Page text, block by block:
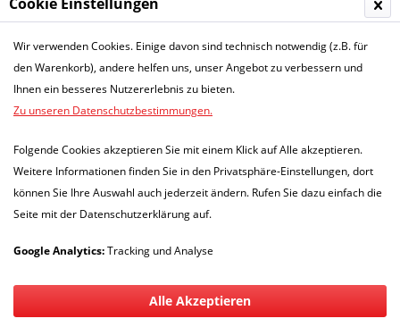
Filtern
SELBSTABHOLER Vulcano RUF TRIPLEX...
Sehr sauber gepresste und top verpackte Briketts. Beachten
Sie bitte, dass anders als bei Brennholz bei
Nadelholzbriketts die Dichte genauso hoch ist, wie bei
Wir verwenden Cookies. Einige davon sind technisch notwendig (z.B. für
den Warenkorb), andere helfen uns, unser Angebot zu verbessern und
Ihnen ein besseres Nutzererlebnis zu bieten.
Zu unseren Datenschutzbestimmungen.
Folgende Cookies akzeptieren Sie mit einem Klick auf Alle akzeptieren.
Weitere Informationen finden Sie in den Privatsphäre-Einstellungen, dort
können Sie Ihre Auswahl auch jederzeit ändern. Rufen Sie dazu einfach die
Seite mit der Datenschutzerklärung auf.
Google Analytics:Tracking und Analyse
Alle Akzeptieren